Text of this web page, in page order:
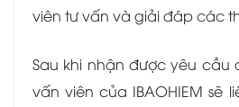
viên tư vấn và giải đáp các
Sau khi nhận được yêu cầu
vấn viên của IBAOHIEM sẽ